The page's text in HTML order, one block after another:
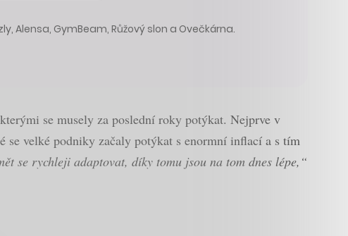
Alensa, GymBeam, Růžový slon a Ovečkárna.
se musely za poslední roky potýkat. Nejprve v
se velké podniky začaly potýkat s enormní inflací a s tím
se rychleji adaptovat, díky tomu jsou na tom dnes lépe,“